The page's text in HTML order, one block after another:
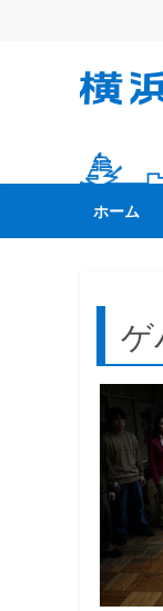
ス
ッ
横
浜
シ
ネ
マ
リ
ン
ホーム
ゲ